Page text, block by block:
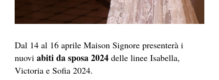
Dal 14 al 16 aprile Maison Signore presenterà i
nuovi abiti da sposa 2024 delle linee Isabella,
Victoria e Sofia 2024.